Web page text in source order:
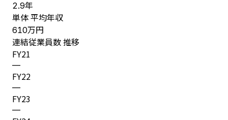
2.9年
単体 平均年収
610万円
連結従業員数 推移
FY21
—
FY22
—
FY23
—